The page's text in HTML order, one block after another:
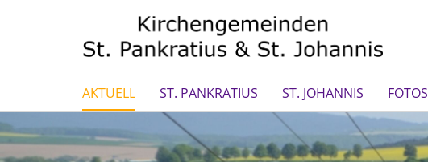
AKTUELL ST. PANKRATIUS ST. JOHANNIS FOTOS